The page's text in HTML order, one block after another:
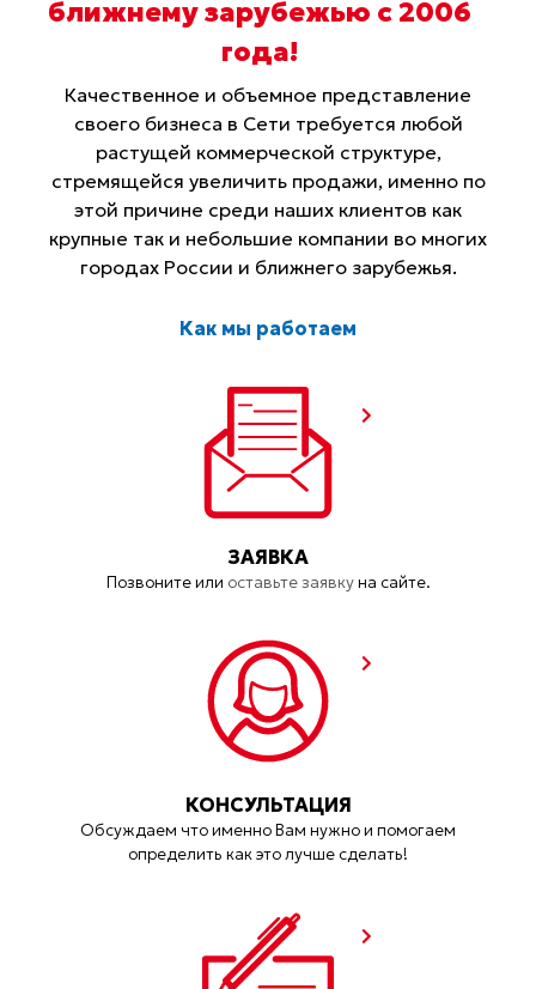
ближнему зарубежью с 2006
года!
Качественное и объемное представление
своего бизнеса в Сети требуется любой
растущей коммерческой структуре,
стремящейся увеличить продажи, именно по
этой причине среди наших клиентов как
крупные так и небольшие компании во многих
городах России и ближнего зарубежья.
Как мы работаем
ЗАЯВКА
Позвоните или оставьте заявкуна сайте.
КОНСУЛЬТАЦИЯ
Обсуждаем что именно Вам нужно и помогаем
определить как это лучше сделать!